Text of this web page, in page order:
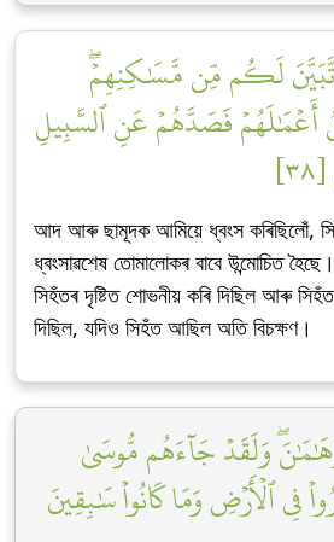
تَّبَيَّنَ لَكُم مِّن مَّسَٰكِنِهِمۡۖ
أَعۡمَٰلَهُمۡ فَصَدَّهُمۡ عَنِ ٱلسَّبِيلِ
আদ আৰু ছামূদক আমিয়ে ধ্বংস কৰিছিলোঁ,
ধ্বংসাৱশেষ তোমালোকৰ বাবে উন্মোচিত
সিহঁতৰ দৃষ্টিত শোভনীয় কৰি দিছিল আৰু
দিছিল, যদিও সিহঁত আছিল অতি বিচক্ষণ।
وَلَقَدۡ جَآءَهُم مُّوسَىٰ
فِي ٱلۡأَرۡضِ وَمَا كَانُواْ سَٰبِقِينَ